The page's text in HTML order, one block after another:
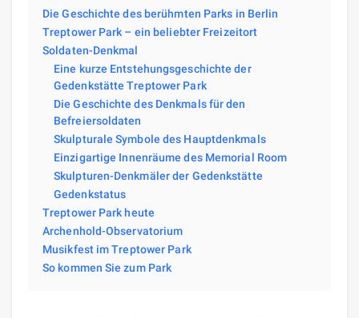
Die Geschichte des berühmten Parks in Berlin
Treptower Park – ein beliebter Freizeitort
Soldaten-Denkmal
Eine kurze Entstehungsgeschichte der
Gedenkstätte Treptower Park
Die Geschichte des Denkmals für den
Befreiersoldaten
Skulpturale Symbole des Hauptdenkmals
Einzigartige Innenräume des Memorial Room
Skulpturen-Denkmäler der Gedenkstätte
Gedenkstatus
Treptower Park heute
Archenhold-Observatorium
Musikfest im Treptower Park
So kommen Sie zum Park